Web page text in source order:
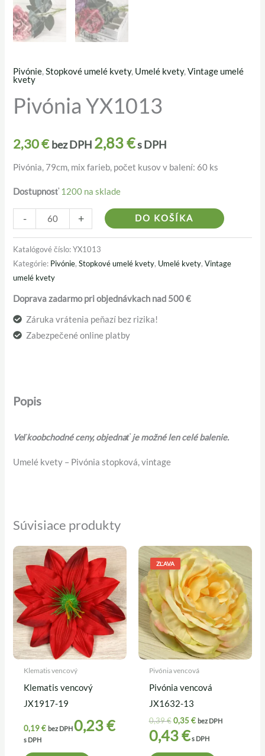
Pivónie,Stopkové umelé kvety, Umelé kvety,Vintage umelé
kvety
Pivónia YX1013
2,30€ bez DPH 2,83€s DPH
Pivónia, 79cm, mix farieb, počet kusov v balení: 60 ks
Dostupnosť 1200 na sklade
-
množstvo
YX1013
+ DO KOŠÍKA
Katalógové číslo:YX1013
Kategórie: Pivónie,Stopkové umelé kvety, Umelé kvety,Vintage
umelé kvety
Doprava zadarmo pri objednávkach nad 500 €
Záruka vrátenia peňazí bez rizika!
Zabezpečené online platby
Popis
Veľkoobchodné ceny, objednať je možné len celé balenie.
Umelé kvety – Pivónia stopková, vintage
Súvisiace produkty
Klematis vencový
Klematis vencový
JX1917-19
0,19€ bez DPH0,23€
s DPH
ZĽAVA
Pivónia vencová
Pivónia vencová
JX1632-13
0,39€
Pôvodná
cena
bola:
0,39 €.
0,35€
Aktuálna
cena
je:
0,35 €.
bez DPH
0,43€s DPH